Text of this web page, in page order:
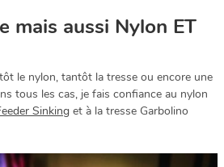
mais aussi Nylon ET
le nylon, tantôt la tresse ou encore une
tous les cas, je fais confiance au nylon
Sinking et à la tresse Garbolino